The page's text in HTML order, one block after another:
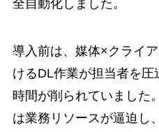
全自動化しました。
導入前は、媒体×クライ
けるDL作業が担当者を
時間が削られていました
は業務リソースが逼迫し